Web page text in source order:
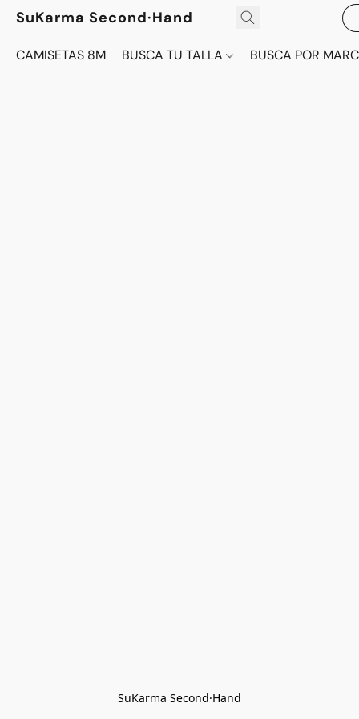
SuKarma Second·Hand
CAMISETAS 8M BUSCA TU TALLA BUSCA POR
SuKarma Second·Hand